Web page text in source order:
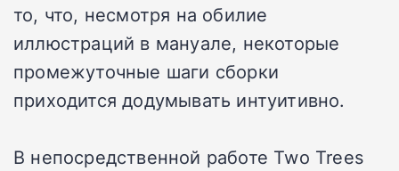
то, что, несмотря на обилие
иллюстраций в мануале, некоторые
промежуточные шаги сборки
приходится додумывать интуитивно.
В непосредственной работе Two Trees